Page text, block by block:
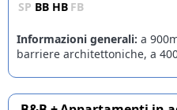
SP BB HB FB
Informazioni generali: a
barriere architettoniche, a